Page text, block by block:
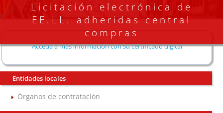
Licitación electrónica de
EE.LL. adheridas central
compras
Acceda a más información con su certificado digital
Entidades locales
Órganos de contratación